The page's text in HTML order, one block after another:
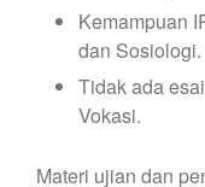
Kemampuan
dan Sosiologi.
Tidak ada
Vokasi.
Materi ujian dan